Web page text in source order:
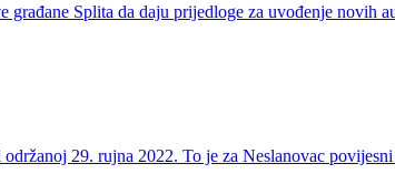
Splita da daju prijedloge za uvođenje novih
29. rujna 2022. To je za Neslanovac